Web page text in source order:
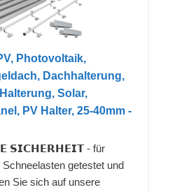
Photovoltaik,
Dachhalterung,
Solar,
PV Halter, 25-40mm -
𝗦𝗜𝗖𝗛𝗘𝗥𝗛𝗘𝗜𝗧 - für
getestet und
Sie sich auf unsere